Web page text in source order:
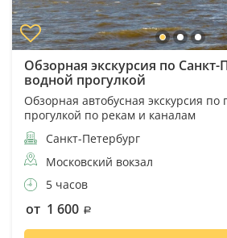
Обзорная экскурсия по Санкт-
водной прогулкой
Обзорная автобусная экскурсия по
прогулкой по рекам и каналам
Санкт-Петербург
Московский вокзал
5 часов
от 1 600